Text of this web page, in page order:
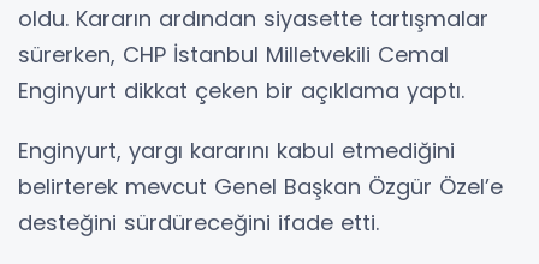
oldu. Kararın ardından siyasette tartışmalar
sürerken, CHP İstanbul Milletvekili Cemal
Enginyurt dikkat çeken bir açıklama yaptı.
Enginyurt, yargı kararını kabul etmediğini
belirterek mevcut Genel Başkan Özgür Özel’e
desteğini sürdüreceğini ifade etti.